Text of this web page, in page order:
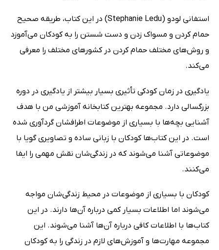
استفانی لودو (Stephanie Ledu) در این کتاب، طریقه صحیح
حمام کردن و مسواک زدن و دست شستن را به کودکان می‌آموزد
و روش‌های مختلف حمام کردن در کشورهای مختلف را معرفی
می‌کند.
یادگیری در زمان کودکی تأثیری بسیار بیشتر از یادگیری در دوره
بزرگسالی دارد. مجموعه بهترین کتابخانه آموزشی من با هدف
آشنایی بچه‌ها با بسیاری از موضوعات اطرافشان گردآوری شده
است. در این کتاب‌ها کودکان با زبانی ساده و تصاویری گویا با
موضوعاتی آشنا می‌شوند که در زندگی‌شان نقش مهمی را ایفا
می‌کنند.
کودکان با بسیاری از موضوعات در محیط زندگی‌شان مواجه
می‌شوند اما اطلاعات بسیار کمی درباره آن‌ها دارند. در این
کتاب‌ها با اطلاعات کافی درباره آن‌ها آشنا می‌شوند. این
مجموعه مهارت‌ها و آموزش‌های لازم در زندگی را به کودکان